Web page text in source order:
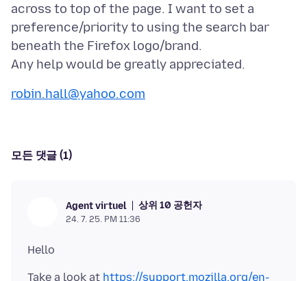
across to top of the page. I want to set a
preference/priority to using the search bar
beneath the Firefox logo/brand.
robin.hall@yahoo.com
모든 댓글 (1)
Agent virtuel 상위 10 공헌자
24. 7. 25. PM 11:36
Take a look at https://support.mozilla.org/en-